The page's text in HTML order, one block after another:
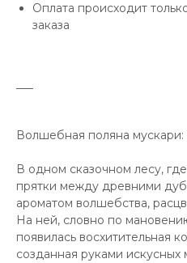
Оплата происходит
заказа
Волшебная поляна
В одном сказочном лесу,
прятки между древними
ароматом волшебства,
На ней, словно по
появилась восхитительная
созданная руками искусных